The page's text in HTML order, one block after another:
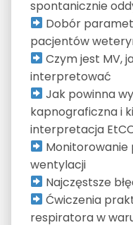
spontanicznie
Dobór
pacjentów
Czym jest MV,
interpretować
Jak powinna
kapnograficzna i
interpretacja
wentylacji
Najczęstsze
Ćwiczenia
respiratora w